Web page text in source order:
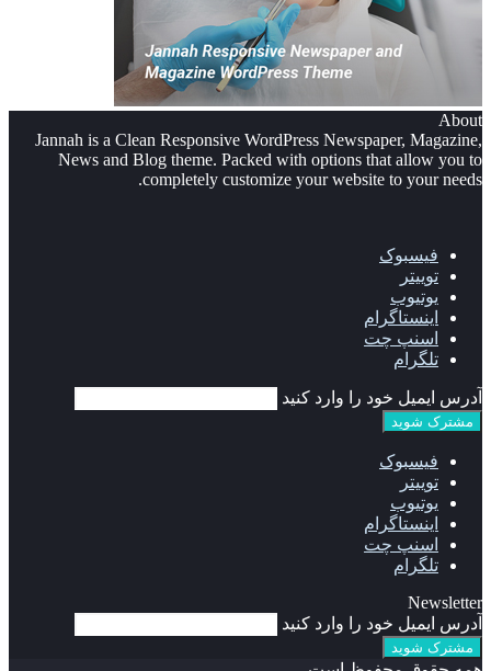
About
Jannah is a Clean Responsive WordPress Newspaper, Magazine,
News and Blog theme. Packed with options that allow you to
completely customize your website to your needs.
فیسبوک
توییتر
یوتیوب
اینستاگرام
اسنپ چت
تلگرام
آدرس ایمیل خود را وارد کنید
فیسبوک
توییتر
یوتیوب
اینستاگرام
اسنپ چت
تلگرام
Newsletter
آدرس ایمیل خود را وارد کنید